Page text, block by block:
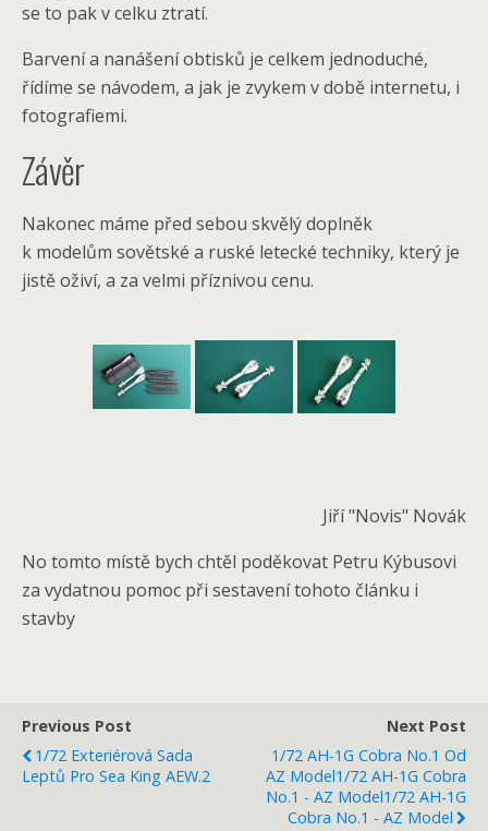
se to pak v celku ztratí.
Barvení a nanášení obtisků je celkem jednoduché,
řídíme se návodem, a jak je zvykem v době internetu, i
fotografiemi.
Závěr
Nakonec máme před sebou skvělý doplněk
k modelům sovětské a ruské letecké techniky, který je
jistě oživí, a za velmi příznivou cenu.
Jiří "Novis" Novák
No tomto místě bych chtěl poděkovat Petru Kýbusovi
za vydatnou pomoc při sestavení tohoto článku i
stavby
Previous Post
1/72 Exteriérová Sada
Leptů Pro Sea King AEW.2
Next Post
1/72 AH-1G Cobra No.1 Od
AZ Model1/72 AH-1G Cobra
No.1 - AZ Model1/72 AH-1G
Cobra No.1 - AZ Model